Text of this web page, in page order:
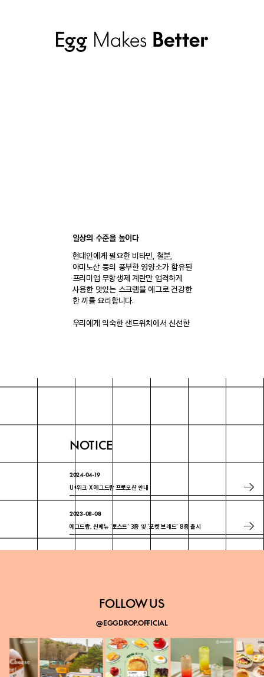
일상의 수준을 높이다
현대인에게 필요한 비타민, 철분,
아미노산 등의 풍부한 영양소가 함유된
프리미엄 무항생제 계란만 엄격하게
사용한 맛있는 스크램블 에그로 건강한
한 끼를 요리합니다.
우리에게 익숙한 샌드위치에서 신선한
브랜드 스토리
NOTICE
2024-04-19
U+위크 X 에그드랍 프로모션 안내
2023-08-08
에그드랍, 신메뉴 ‘토스트’ 3종 및 ‘포켓 브레드’ 8종 출시
2023-07-18
FOLLOW US
@EGGDROP.OFFICIAL